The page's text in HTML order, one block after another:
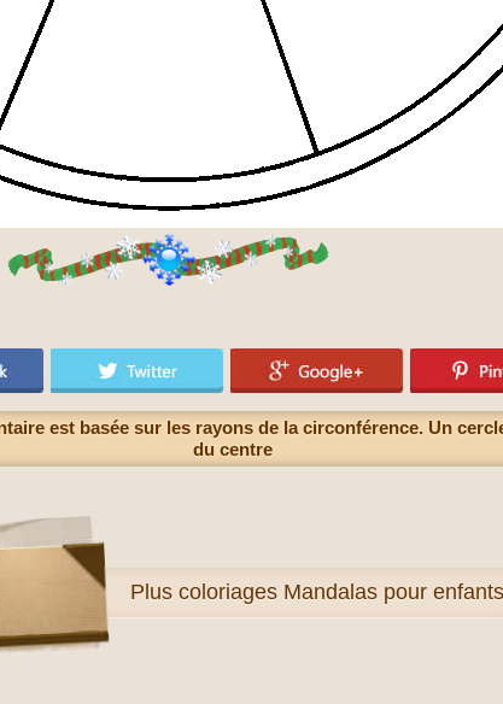
est basée sur les rayons de la circonférence. Un
du centre
Plus coloriages Mandalas pour enfants